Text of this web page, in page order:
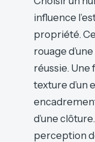
influence
propriété.
rouage
réussie. Une
texture d’un
d’une
perception